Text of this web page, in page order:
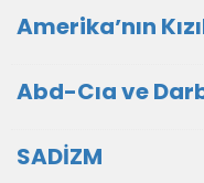
Amerikaʼnın
Abd-Cıa ve
SADİZM